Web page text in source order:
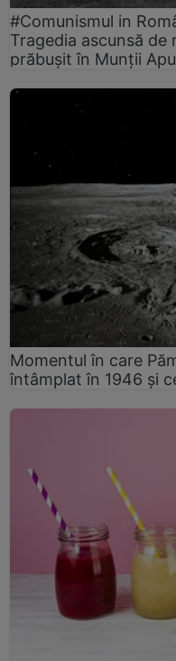
#Comunismul in
Tragedia ascunsă de
prăbușit în Munții
Momentul în care
întâmplat în 1946 și